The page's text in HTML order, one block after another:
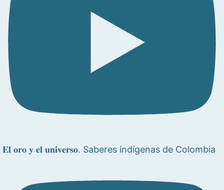
𝐄𝐥 𝐨𝐫𝐨 𝐲 𝐞𝐥 𝐮𝐧𝐢𝐯𝐞𝐫𝐬𝐨. Saberes indígenas de Colombia